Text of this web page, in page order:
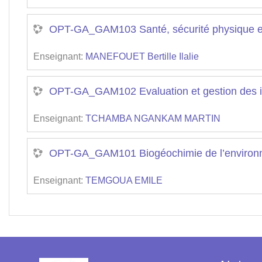
OPT-GA_GAM103 Santé, sécurité physique
Enseignant: MANEFOUET Bertille Ilalie
OPT-GA_GAM102 Evaluation et gestion
Enseignant: TCHAMBA NGANKAM MARTIN
OPT-GA_GAM101 Biogéochimie de
Enseignant: TEMGOUA EMILE